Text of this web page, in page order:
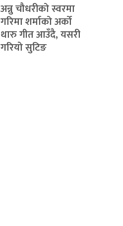
अन्नु चौधरीको स्वरमा
गरिमा शर्माको अर्को
थारु गीत आउँदै, यसरी
गरियो सुटिङ